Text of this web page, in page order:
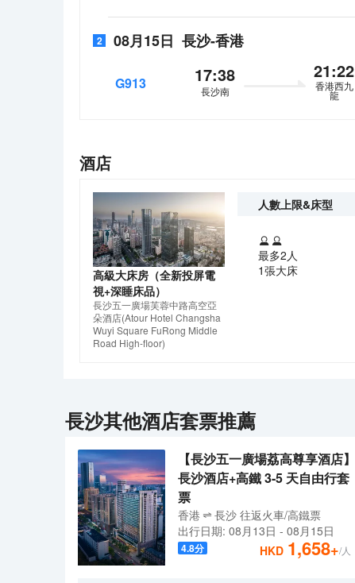
2 08月15日 長沙-香港
G913 17:38
長沙南
21:22
香港西九
龍
酒店
高級大床房（全新投屏電
視+深睡床品）
長沙五一廣場芙蓉中路高空亞
朵酒店(Atour Hotel Changsha
Wuyi Square FuRong Middle
Road High-floor)
人數上限&床型
最多2人
1張大床
長沙其他酒店套票推薦
【長沙五一廣場荔高尊享酒店】
長沙酒店+高鐵 3-5 天自由行套
票
香港 長沙 往返火車/高鐵票
出行日期: 08月13日 - 08月15日
4.8分 HKD 1,658+/人